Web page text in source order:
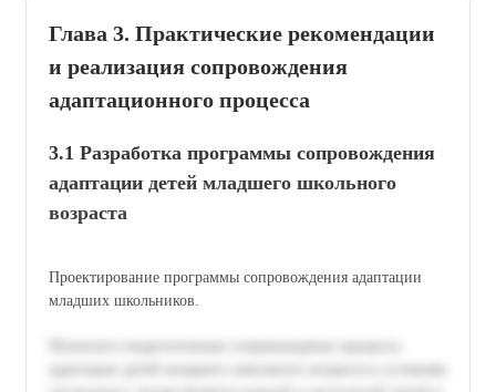
Глава 3. Практические рекомендации
и реализация сопровождения
адаптационного процесса
3.1 Разработка программы сопровождения
адаптации детей младшего школьного
возраста
Проектирование программы сопровождения адаптации
младших школьников.